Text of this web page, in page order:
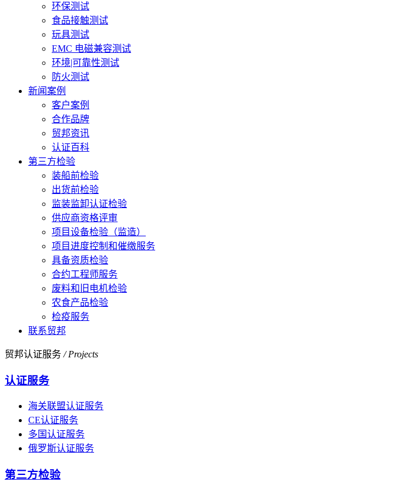
环保测试
食品接触测试
玩具测试
EMC 电磁兼容测试
环境|可靠性测试
防火测试
新闻案例
客户案例
合作品牌
贸邦资讯
认证百科
第三方检验
装船前检验
出货前检验
监装监卸认证检验
供应商资格评审
项目设备检验（监造）
项目进度控制和催缴服务
具备资质检验
合约工程师服务
废料和旧电机检验
农食产品检验
检疫服务
联系贸邦
贸邦认证服务 / Projects
认证服务
海关联盟认证服务
CE认证服务
多国认证服务
俄罗斯认证服务
第三方检验